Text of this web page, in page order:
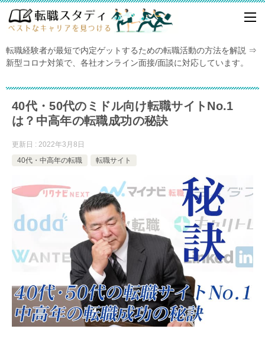
転職経験者が最短で内定ゲットするための転職活動の方法を解説 ⇒
新型コロナ対策で、各社オンライン面接/面談に対応しています。
40代・50代のミドル向け転職サイトNo.1
は？中高年の転職成功の秘訣
更新日 : 2022年3月8日
40代・中高年の転職
転職サイト